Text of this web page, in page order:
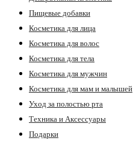
Пищевые добавки
Косметика для лица
Косметика для волос
Косметика для тела
Косметика для мужчин
Косметика для мам и малышей
Уход за полостью рта
Техника и Аксессуары
Подарки